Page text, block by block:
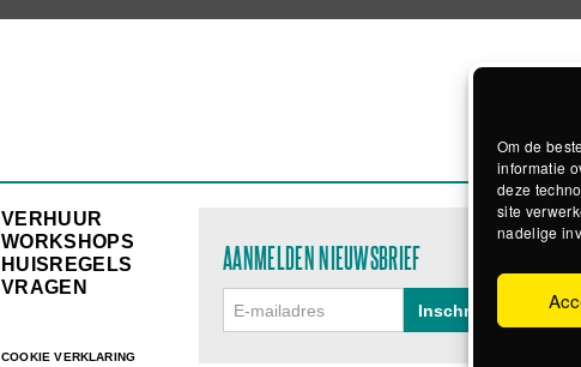
Om de
informatie
deze
site
nadelige
VERHUUR
WORKSHOPS
HUISREGELS
VRAGEN
COOKIE VERKLARING
AANMELDEN NIEUWSBRIEF